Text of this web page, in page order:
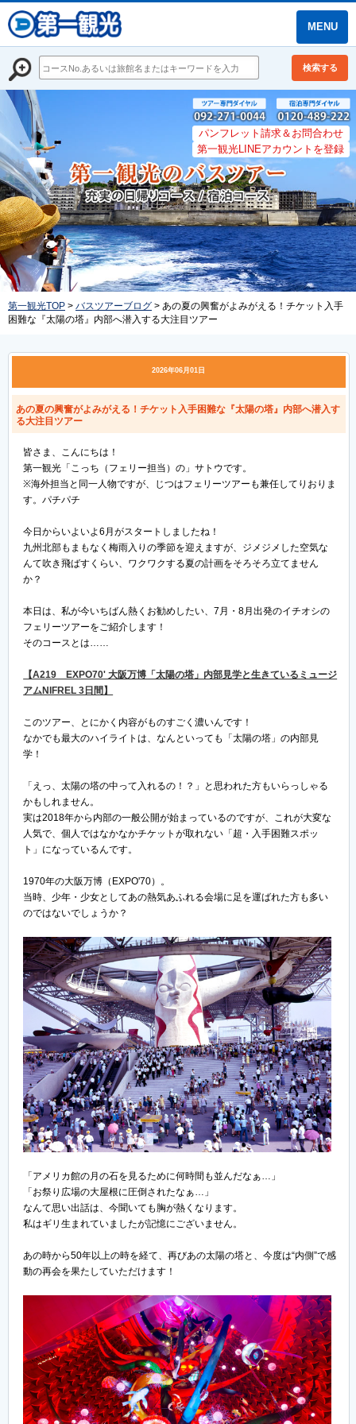
MENU
検索する
パンフレット請求＆お問合わせ
第一観光LINEアカウントを登録
第一観光TOP > バスツアーブログ > あの夏の興奮がよみがえる！チケット入手
困難な『太陽の塔』内部へ潜入する大注目ツアー
2026年06月01日
あの夏の興奮がよみがえる！チケット入手困難な『太陽の塔』内部へ潜入す
る大注目ツアー
皆さま、こんにちは！
第一観光「こっち（フェリー担当）の」サトウです。
※海外担当と同一人物ですが、じつはフェリーツアーも兼任してりおりま
す。パチパチ
今日からいよいよ6月がスタートしましたね！
九州北部もまもなく梅雨入りの季節を迎えますが、ジメジメした空気な
んて吹き飛ばすくらい、ワクワクする夏の計画をそろそろ立てません
か？
本日は、私が今いちばん熱くお勧めしたい、7月・8月出発のイチオシの
フェリーツアーをご紹介します！
そのコースとは……
【A219 EXPO70' 大阪万博「太陽の塔」内部見学と生きているミュージ
アムNIFREL 3日間】
このツアー、とにかく内容がものすごく濃いんです！
なかでも最大のハイライトは、なんといっても「太陽の塔」の内部見
学！
「えっ、太陽の塔の中って入れるの！？」と思われた方もいらっしゃる
かもしれません。
実は2018年から内部の一般公開が始まっているのですが、これが大変な
人気で、個人ではなかなかチケットが取れない「超・入手困難スポッ
ト」になっているんです。
1970年の大阪万博（EXPO'70）。
当時、少年・少女としてあの熱気あふれる会場に足を運ばれた方も多い
のではないでしょうか？
「アメリカ館の月の石を見るために何時間も並んだなぁ…」
「お祭り広場の大屋根に圧倒されたなぁ…」
なんて思い出話は、今聞いても胸が熱くなります。
私はギリ生まれていましたが記憶にございません。
あの時から50年以上の時を経て、再びあの太陽の塔と、今度は“内側”で感
動の再会を果たしていただけます！